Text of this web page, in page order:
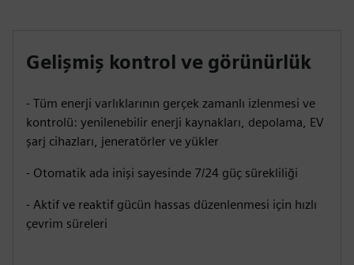
Gelişmiş kontrol ve görünürlük
- Tüm enerji varlıklarının gerçek zamanlı izlenmesi ve
kontrolü: yenilenebilir enerji kaynakları, depolama, EV
şarj cihazları, jeneratörler ve yükler
- Otomatik ada inişi sayesinde 7/24 güç sürekliliği
- Aktif ve reaktif gücün hassas düzenlenmesi için hızlı
çevrim süreleri